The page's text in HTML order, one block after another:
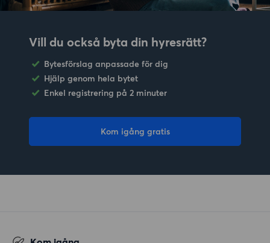
Vill du också byta din hyresrätt?
Bytesförslag anpassade för dig
Hjälp genom hela bytet
Enkel registrering på 2 minuter
Kom igång gratis